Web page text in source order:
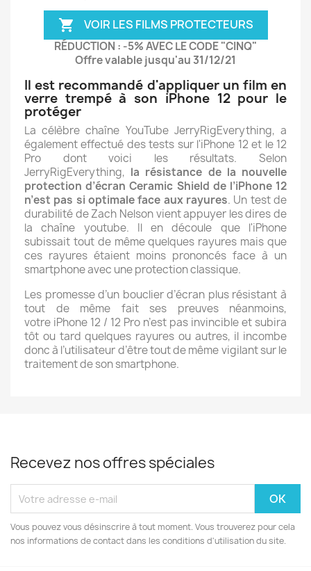
 VOIR LES FILMS PROTECTEURS
RÉDUCTION : -5% AVEC LE CODE "CINQ"
Offre valable jusqu'au 31/12/21
Il est recommandé d'appliquer un film en
verre trempé à son iPhone 12 pour le
protéger
La célèbre chaîne YouTube JerryRigEverything, a
également effectué des tests sur l'iPhone 12 et le 12
Pro dont voici les résultats. Selon
JerryRigEverything, la résistance de la nouvelle
protection d’écran Ceramic Shield de l’iPhone 12
n’est pas si optimale face aux rayures. Un test de
durabilité de Zach Nelson vient appuyer les dires de
la chaîne youtube. Il en découle que l'iPhone
subissait tout de même quelques rayures mais que
ces rayures étaient moins prononcés face à un
smartphone avec une protection classique.
Les promesse d’un bouclier d’écran plus résistant à
tout de même fait ses preuves néanmoins,
votre iPhone 12 / 12 Pro n’est pas invincible et subira
tôt ou tard quelques rayures ou autres, il incombe
donc à l’utilisateur d’être tout de même vigilant sur le
traitement de son smartphone.
Recevez nos offres spéciales
Vous pouvez vous désinscrire à tout moment. Vous trouverez pour cela
nos informations de contact dans les conditions d'utilisation du site.